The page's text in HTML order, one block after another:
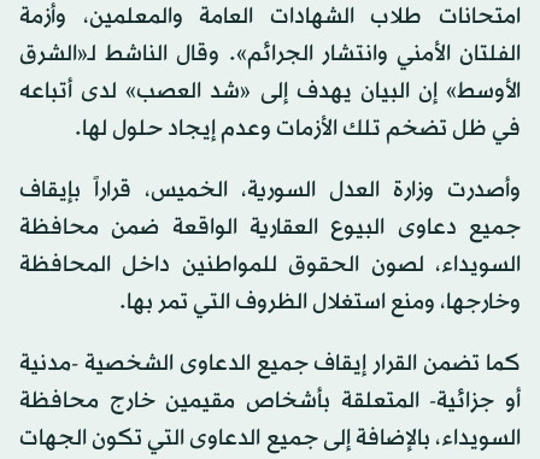
امتحانات طلاب الشهادات العامة والمعلمين، وأزمة
الفلتان الأمني وانتشار الجرائم». وقال الناشط لـ«الشرق
الأوسط» إن البيان يهدف إلى «شد العصب» لدى أتباعه
في ظل تضخم تلك الأزمات وعدم إيجاد حلول لها.
وأصدرت وزارة العدل السورية، الخميس، قراراً بإيقاف
جميع دعاوى البيوع العقارية الواقعة ضمن محافظة
السويداء، لصون الحقوق للمواطنين داخل المحافظة
وخارجها، ومنع استغلال الظروف التي تمر بها.
كما تضمن القرار إيقاف جميع الدعاوى الشخصية -مدنية
أو جزائية- المتعلقة بأشخاص مقيمين خارج محافظة
السويداء، بالإضافة إلى جميع الدعاوى التي تكون الجهات